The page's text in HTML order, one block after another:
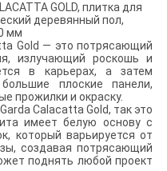
GOLD, плитка для
деревянный пол,
мм
Gold — это потрясающий
излучающий роскошь и
в карьерах, а затем
плоские панели,
прожилки и окраску.
Calacatta Gold, так это
имеет белую основу с
который варьируется от
создавая потрясающий
поднять любой проект